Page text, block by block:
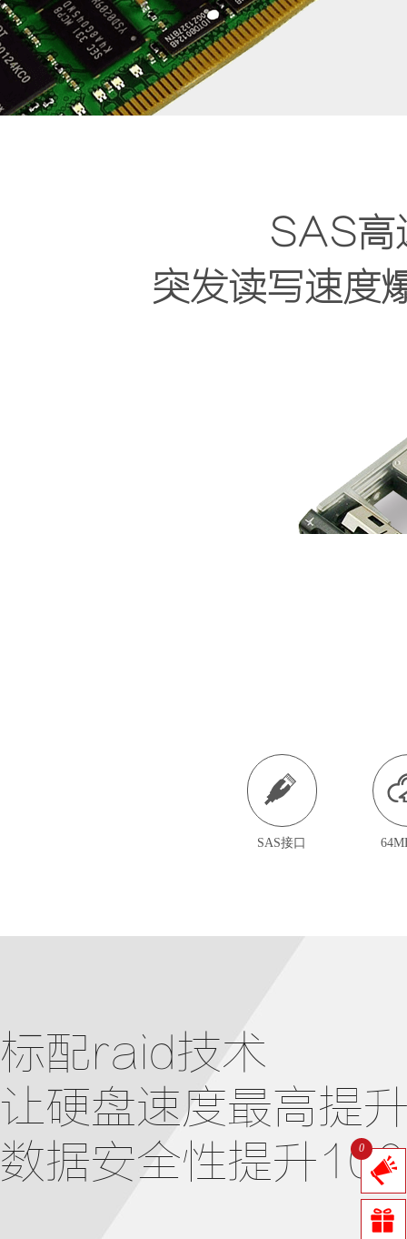
SAS高
突发读写速度
SAS接口
标配raid技术
让硬盘速度最高提
数据安全性提升
0